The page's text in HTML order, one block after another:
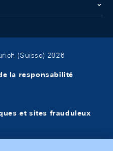
(Suisse) 2026
la responsabilité
et sites frauduleux